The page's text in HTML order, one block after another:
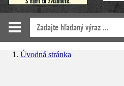
Úvodná stránka